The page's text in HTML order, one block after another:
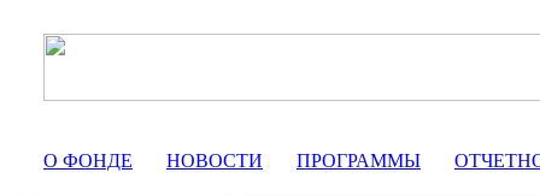
О ФОНДЕ НОВОСТИ ПРОГРАММЫ